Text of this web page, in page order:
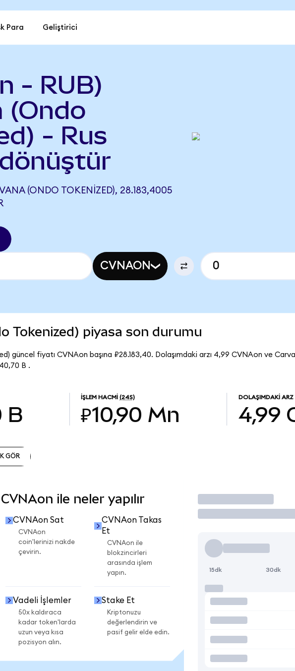
Para Geliştirici
- RUB)
(Ondo
- Rus
(ONDO TOKENIZED), 28.183,4005
CVNAON
Tokenized) piyasa son durumu
güncel fiyatı CVNAon başına ₽28.183,40. Dolaşımdaki arzı 4,99 CVNAon ve
B .
B
İŞLEM HACMI (24S)
₽10,90 Mn
DOLAŞIMDAKI ARZ
4,99
GÖR
ile neler yapılır
CVNAon Sat
CVNAon
coin'lerinizi nakde
çevirin.
CVNAon Takas
Et
CVNAon ile
blokzincirleri
arasında işlem
yapın.
Vadeli İşlemler
50x kaldıraca
kadar token'larda
uzun veya kısa
pozisyon alın.
Stake Et
Kriptonuzu
değerlendirin ve
pasif gelir elde edin.
İşlem Yap
15dk 30dk